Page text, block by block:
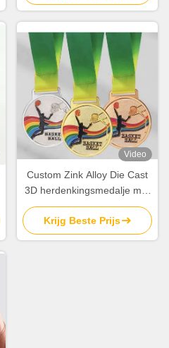
Video
Custom Zink Alloy Die Cast
3D herdenkingsmedalje met
Custom Logo voor prijzen en
souvenirs
Krijg Beste Prijs